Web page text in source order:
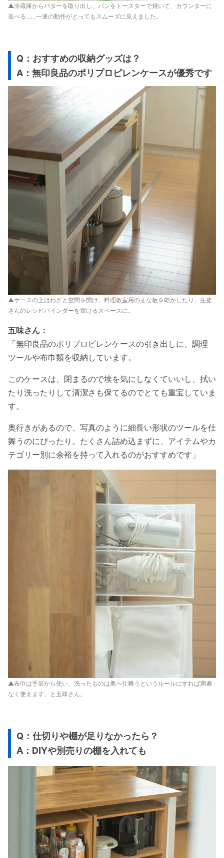
▲冷蔵庫からバターを取り出し、パンをトースターで焼いて、カウンターに
並べる……一連の動作がとってもスムーズに見えました。
Q：おすすめの収納グッズは？
A：無印良品のポリプロピレンケースが優秀です
▲ケースの上はわざと空間を開け、料理教室用のまな板を乾かしたり、生徒
さんのレシピバインダーを置けるスペースに。
五味さん：
「無印良品のポリプロピレンケースの引き出しに、調理
ツールや布巾類を収納しています。
このケースは、閉まるので埃を気にしなくていいし、拭い
たり洗ったりして清潔さも保てるのでとても重宝していま
す。
奥行きがあるので、写真のように細長い形状のツールを仕
舞うのにぴったり。たくさん詰め込まずに、アイテムやカ
テゴリー別に余裕を持って入れるのがおすすめです」
▲布巾は手前から使い、洗ったものは奥へ仕舞うというルールにすれば満遍
なく使えます、と五味さん。
Q：仕切りや棚が足りなかったら？
A：DIYや別売りの棚を入れても